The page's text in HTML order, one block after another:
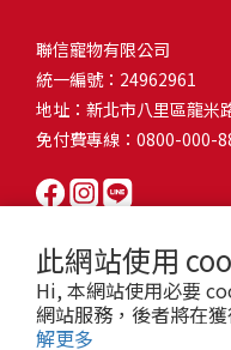
此網站使用
Hi, 本網站使用必要
網站服務，後者將在
解更多
尿尿？A: 建立固定如廁時
密切監督。意外發生時不責
一直吠叫怎麼辦？A: 找出
「安靜」指令，停止吠叫
向獎勵比懲罰更有效且健
狗狗怎麼辦？A: 循序漸進
正面經驗後給予獎勵。考慮
慮要如何處理？A: 練習短
調。提供能分散注意力的
有血絲、異味特別重，那
蟲、球蟲）或腸胃炎、腸
下來甚至可能造成貓咪消
月一次，成貓每 3~6 個月
嘔吐、食慾下降，務必儘早
天，或糞便異常，應立即
壓力影響腸胃壓力不只影
張、焦慮、驚嚇（如煙火
尤其是個性敏感的貓咪，
就先「罷工」。減少壓力
髮打結和皮膚問題。建議
2-3天梳一次。挑選合適的
或專用脫毛梳，依照毛質
不僅能增加你們的互動時
貓掉毛方法2：定期洗澡「
其實不完全正確哦！適當
澡頻率不宜過高，一般室
而會造成皮膚乾燥。選擇
完全吹乾，避免濕毛造成
花費3：貓跳台貓咪雖然不
放高度適合的貓跳台提供
咪對於環境的安全感。一
用品，可選擇合適貓咪體
想，需要準備一個能夠讓
時，外出籠就非常重要，
緊急情況時，貓咪過度抗
費用大約落在 $ 7900~ $
聯信寵物有限公司
統一編號：24962961
地址：新北市八里區龍米
免付費專線：0800-000-